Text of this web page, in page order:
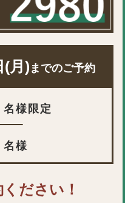
(月) までのご予約
名様限定
名様
ださい！